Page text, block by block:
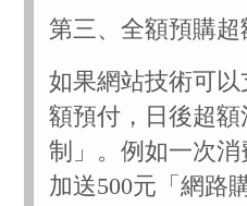
第三、全額預購
如果網站技術可
額預付，日後超
制」。例如一次
加送500元「網路